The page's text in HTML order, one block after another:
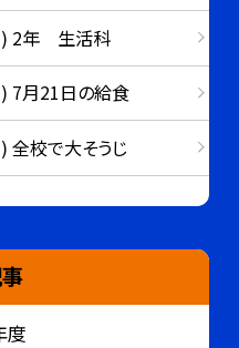
) 2年 生活科
7月21日の給食
全校で大そうじ
度